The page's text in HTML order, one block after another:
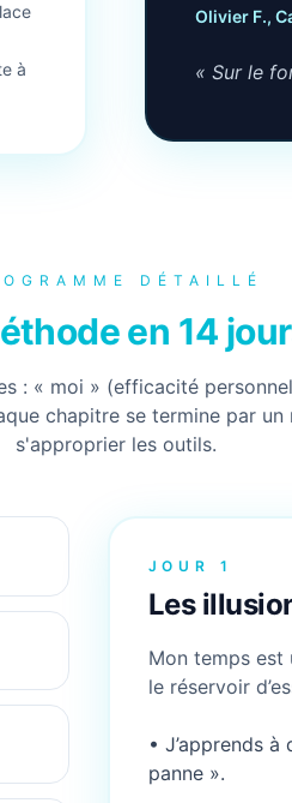
à
Olivier F.,
« Sur le
Romain C.,
« Les
Christian
DÉTAILLÉ
en 14
: « moi » (efficacité
chapitre se termine par
s'approprier les outils.
JOUR 1
Les
Mon temps est
le réservoir
• J’apprends
panne ».